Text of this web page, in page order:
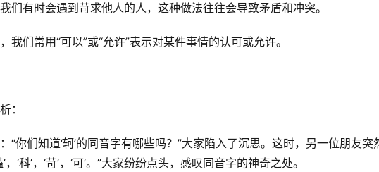
们有时会遇到苛求他人的人，这种做法往往会导致矛盾和冲突。
我们常用“可以”或“允许”表示对某件事情的认可或允许。
：
们知道‘轲’的同音字有哪些吗？”大家陷入了沉思。这时，另一位朋友突
，‘科’，‘苛’，‘可’。”大家纷纷点头，感叹同音字的神奇之处。